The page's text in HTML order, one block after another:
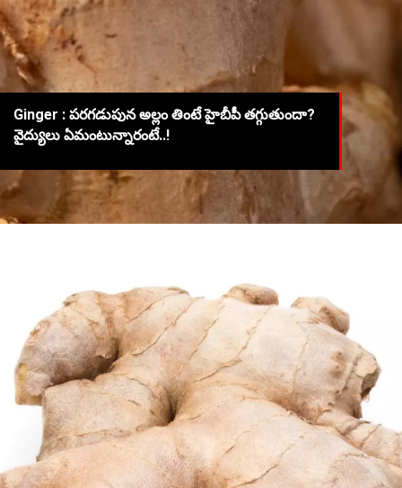
Ginger : పరగడుపున అల్లం తింటే హైబీపీ తగ్గుతుందా?
వైద్యులు ఏమంటున్నారంటే..!